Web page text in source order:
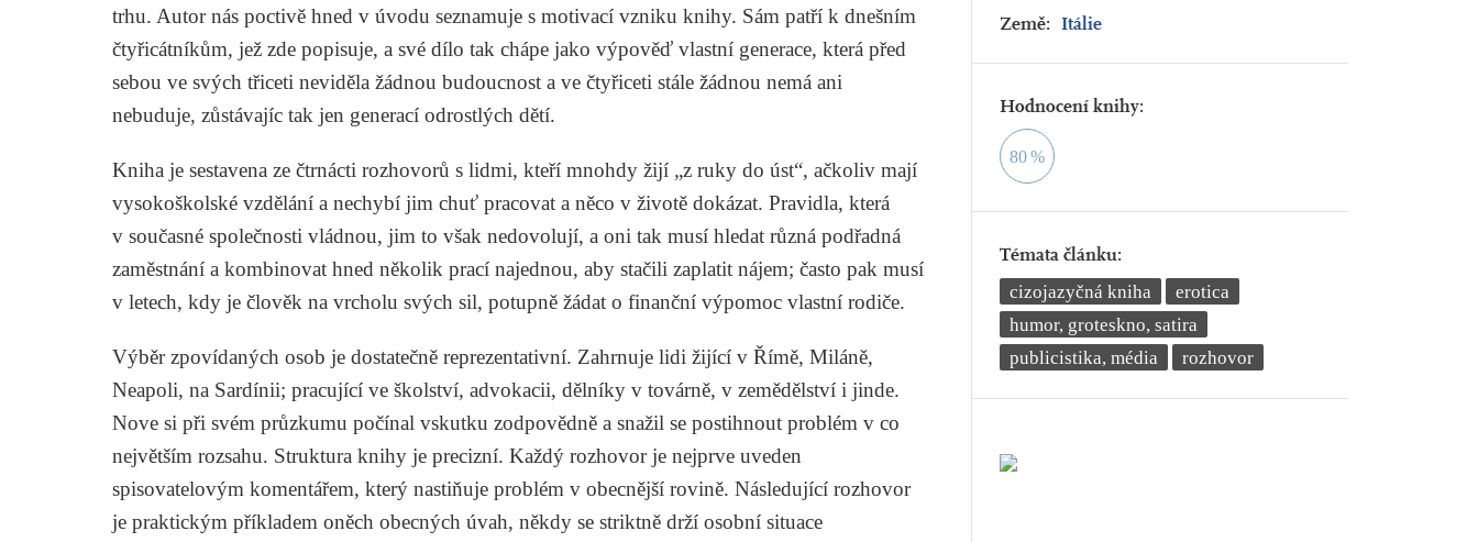
trhu. Autor nás poctivě hned v úvodu seznamuje s motivací vzniku knihy. Sám patří k dnešním
čtyřicátníkům, jež zde popisuje, a své dílo tak chápe jako výpověď vlastní generace, která před
sebou ve svých třiceti neviděla žádnou budoucnost a ve čtyřiceti stále žádnou nemá ani
nebuduje, zůstávajíc tak jen generací odrostlých dětí.
Kniha je sestavena ze čtrnácti rozhovorů s lidmi, kteří mnohdy žijí „z ruky do úst“, ačkoliv mají
vysokoškolské vzdělání a nechybí jim chuť pracovat a něco v životě dokázat. Pravidla, která
v současné společnosti vládnou, jim to však nedovolují, a oni tak musí hledat různá podřadná
zaměstnání a kombinovat hned několik prací najednou, aby stačili zaplatit nájem; často pak musí
v letech, kdy je člověk na vrcholu svých sil, potupně žádat o finanční výpomoc vlastní rodiče.
Výběr zpovídaných osob je dostatečně reprezentativní. Zahrnuje lidi žijící v Římě, Miláně,
Neapoli, na Sardínii; pracující ve školství, advokacii, dělníky v továrně, v zemědělství i jinde.
Nove si při svém průzkumu počínal vskutku zodpovědně a snažil se postihnout problém v co
největším rozsahu. Struktura knihy je precizní. Každý rozhovor je nejprve uveden
spisovatelovým komentářem, který nastiňuje problém v obecnější rovině. Následující rozhovor
je praktickým příkladem oněch obecných úvah, někdy se striktně drží osobní situace
Země: Itálie
Hodnocení knihy:
80 %
Témata článku:
cizojazyčná kniha
erotica
humor, groteskno, satira
publicistika, média
rozhovor